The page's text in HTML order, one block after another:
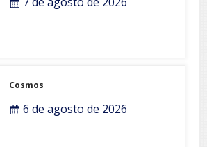
Cosmos
6 de agosto de 2026